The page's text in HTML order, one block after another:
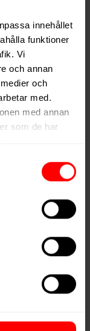
innehållet
funktioner
Vi
och annan
och
med.
med annan
som de har
receive and
ämne.
för snus och
smaker,
om du vill
snabb